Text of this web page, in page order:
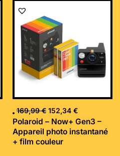
169,99€
Le
initial
était :
169,99 €.
152,34 €
Le
Polaroid – Now+ Gen3 –
Appareil photo instantané
+ film couleur